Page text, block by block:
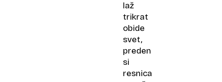
laž
trikrat
obide
svet,
preden
si
resnica